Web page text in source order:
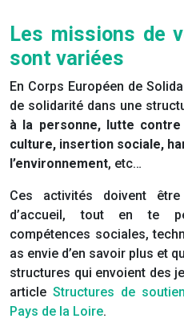
Les missions de
sont variées
En Corps Européen de
de solidarité dans une
à la personne, lutte
culture, insertion sociale,
l’environnement, etc…
Ces activités doivent
d’accueil, tout en te
compétences sociales,
as envie d’en savoir plus et
structures qui envoient des
articleStructures de
Pays de la Loire.